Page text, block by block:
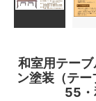
和室用テー
ン塗装（テ
55・